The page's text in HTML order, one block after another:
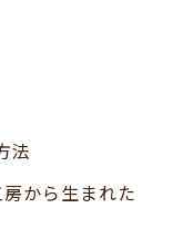
法
から生まれた